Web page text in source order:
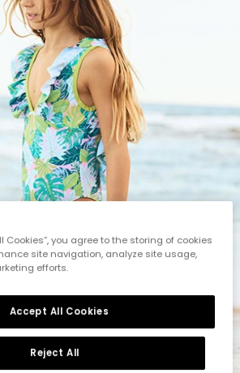
Inizio ordine
Cookies”, you agree to the storing of cookies
site navigation, analyze site usage,
efforts.
Reject All
Accept All Cookies